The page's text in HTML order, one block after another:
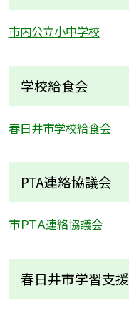
市内公立小中学校
学校給食会
春日井市学校給食会
PTA連絡協議会
市ＰＴＡ連絡協議会
春日井市学習支援